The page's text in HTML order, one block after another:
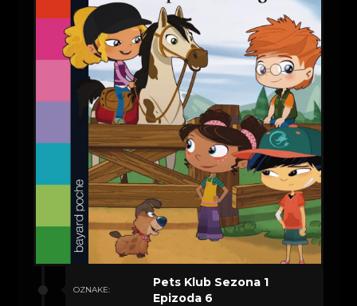
OZNAKE:
Pets Klub Sezona 1
Epizoda 6